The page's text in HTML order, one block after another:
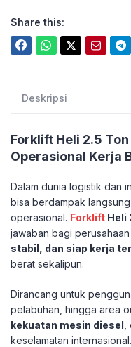
Share this:
Deskripsi
Forklift Heli 2.5
Operasional Kerja
Dalam dunia logistik dan
bisa berdampak
operasional. Forklift Heli
jawaban bagi
stabil, dan siap kerja
berat sekalipun.
Dirancang untuk
pelabuhan, hingga area
kekuatan mesin diesel
keselamatan internasional.